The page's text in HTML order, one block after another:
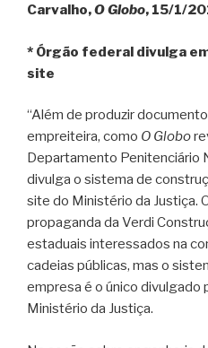
Carvalho,O Globo, 15/1/
* Órgão federal divulga
site
“Além de produzir
empreiteira, como O Globo
Departamento Penitenciário
divulga o sistema de
site do Ministério da Justiça.
propaganda da Verdi
estaduais interessados na
cadeias públicas, mas o
empresa é o único
Ministério da Justiça.